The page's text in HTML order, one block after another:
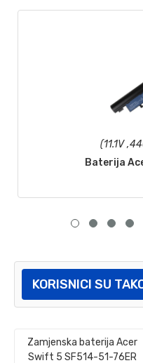
(11.1V
Baterija
KORISNICI SU
Zamjenska baterija Acer
Swift 5 SF514-51-76ER